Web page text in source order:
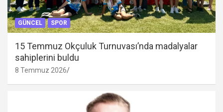
GÜNCEL SPOR
15 Temmuz Okçuluk Turnuvası’nda madalyalar
sahiplerini buldu
8 Temmuz 2026